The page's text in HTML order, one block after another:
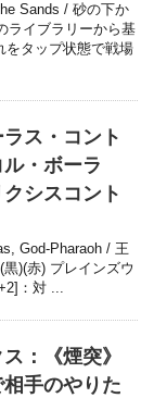
Sands / 砂の下か
ライブラリーから基
をタップ状態で戦場
ラス・コント
・ボーラ
シスコント
God-Pharaoh / 王
)(赤) プレインズウ
：対 ...
：《煙突》
手のやりた